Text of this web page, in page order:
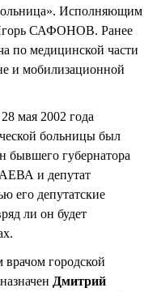
Исполняющим
Игорь САФОНОВ. Ранее
по медицинской части
и мобилизационной
мая 2002 года
больницы был
бывшего губернатора
и депутат
его депутатские
ли он будет
городской
Дмитрий